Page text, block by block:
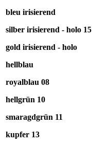
bleu irisierend
silber irisierend - holo 15
gold irisierend - holo
hellblau
royalblau 08
hellgrün 10
smaragdgrün 11
kupfer 13